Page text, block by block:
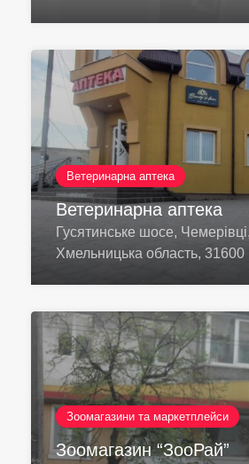
Ветеринарна аптека
Ветеринарна аптека
Гусятинське шосе, Чемерівці,
Хмельницька область, 31600
Зоомагазини та маркетплейси
Зоомагазин “ЗооРай”